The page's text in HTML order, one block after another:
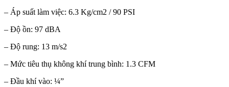
– Áp suất làm việc: 6.3 Kg/cm2 / 90 PSI
– Độ ồn: 97 dBA
– Độ rung: 13 m/s2
– Mức tiêu thụ không khí trung bình: 1.3 CFM
– Đầu khí vào: ¼”